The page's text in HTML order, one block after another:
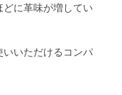
に革味が増してい
いただけるコンパ